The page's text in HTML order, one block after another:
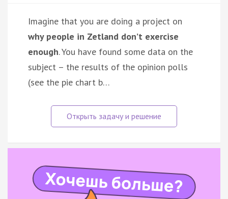
Imagine that you are doing a project on
why people in Zetland don’t exercise
enough. You have found some data on the
subject – the results of the opinion polls
(see the pie chart b…